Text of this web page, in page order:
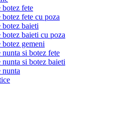
fete
fete cu poza
baieti
baieti cu poza
gemeni
si botez fete
si botez baieti